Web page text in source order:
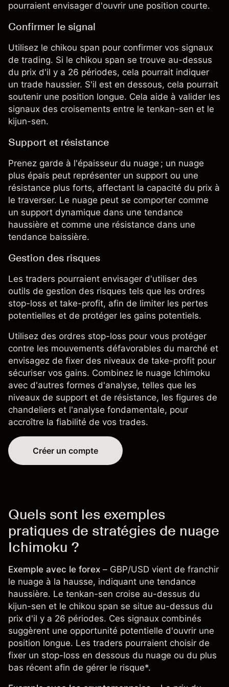
pourraient envisager d'ouvrir une position courte.
Confirmer le signal
Utilisez le chikou span pour confirmer vos signaux
de trading. Si le chikou span se trouve au-dessus
du prix d'il y a 26 périodes, cela pourrait indiquer
un trade haussier. S'il est en dessous, cela pourrait
soutenir une position longue. Cela aide à valider les
signaux des croisements entre le tenkan-sen et le
kijun-sen.
Support et résistance
Prenez garde à l'épaisseur du nuage ; un nuage
plus épais peut représenter un support ou une
résistance plus forts, affectant la capacité du prix à
le traverser. Le nuage peut se comporter comme
un support dynamique dans une tendance
haussière et comme une résistance dans une
tendance baissière.
Gestion des risques
Les traders pourraient envisager d'utiliser des
outils de gestion des risques tels que les ordres
stop-loss et take-profit, afin de limiter les pertes
potentielles et de protéger les gains potentiels.
Utilisez des ordres stop-loss pour vous protéger
contre les mouvements défavorables du marché et
envisagez de fixer des niveaux de take-profit pour
sécuriser vos gains. Combinez le nuage Ichimoku
avec d'autres formes d'analyse, telles que les
niveaux de support et de résistance, les figures de
chandeliers et l'analyse fondamentale, pour
accroître la fiabilité de vos trades.
Créer un compte
Quels sont les exemples
pratiques de stratégies de nuage
Ichimoku ?
Exemple avec le forex – GBP/USD vient de franchir
le nuage à la hausse, indiquant une tendance
haussière. Le tenkan-sen croise au-dessus du
kijun-sen et le chikou span se situe au-dessus du
prix d'il y a 26 périodes. Ces signaux combinés
suggèrent une opportunité potentielle d'ouvrir une
position longue. Les traders pourraient choisir de
fixer un stop-loss en dessous du nuage ou du plus
bas récent afin de gérer le risque*.